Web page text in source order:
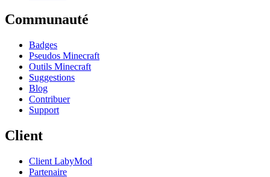
Communauté
Badges
Pseudos Minecraft
Outils Minecraft
Suggestions
Blog
Contribuer
Support
Client
Client LabyMod
Partenaire